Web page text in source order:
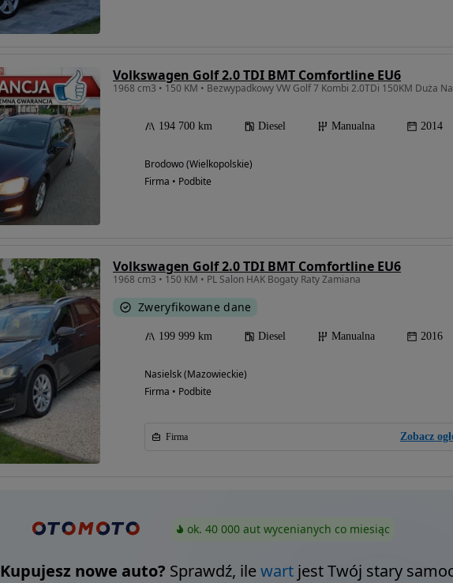
Volkswagen Golf 2.0 TDI BMT Comfortline EU6
194 700 km Diesel Manualna 2014
Brodowo (Wielkopolskie)
Firma • Podbite
Volkswagen Golf 2.0 TDI BMT Comfortline EU6
1968 cm3 • 150 KM • PL Salon HAK Bogaty Raty Zamiana
Zweryfikowane dane
199 999 km Diesel Manualna 2016
Nasielsk (Mazowieckie)
Firma • Podbite
Firma Zobacz
ok. 40 000 aut wycenianych co miesiąc
Kupujesz nowe auto? Sprawdź, ilewartjest Twój stary